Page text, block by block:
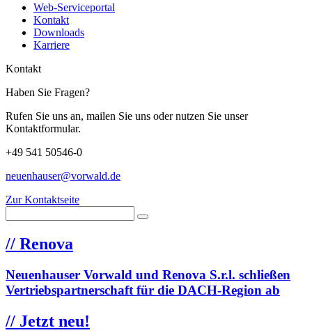
Web-Serviceportal
Kontakt
Downloads
Karriere
Kontakt
Haben Sie Fragen?
Rufen Sie uns an, mailen Sie uns oder nutzen Sie unser
Kontaktformular.
+49 541 50546-0
neuenhauser@vorwald.de
Zur Kontaktseite
// Renova
Neuenhauser Vorwald und Renova S.r.l. schließen
Vertriebspartnerschaft für die DACH-Region ab
// Jetzt neu!